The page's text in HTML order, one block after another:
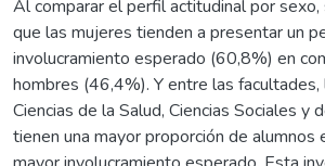
Al comparar el perfil actitudinal por
que las mujeres tienden a presentar un
involucramiento esperado (60,8%) en
hombres (46,4%). Y entre las
Ciencias de la Salud, Ciencias Sociales y
tienen una mayor proporción de alumnos